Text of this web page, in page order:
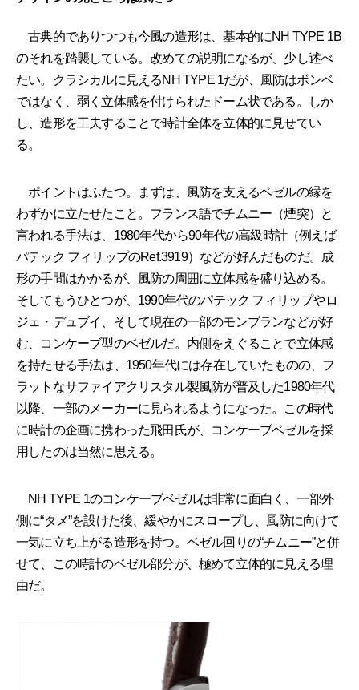
古典的でありつつも今風の造形は、基本的にNH TYPE 1B
のそれを踏襲している。改めての説明になるが、少し述べ
たい。クラシカルに見えるNH TYPE 1だが、風防はボンベ
ではなく、弱く立体感を付けられたドーム状である。しか
し、造形を工夫することで時計全体を立体的に見せてい
る。
ポイントはふたつ。まずは、風防を支えるベゼルの縁を
わずかに立たせたこと。フランス語でチムニー（煙突）と
言われる手法は、1980年代から90年代の高級時計（例えば
パテック フィリップのRef.3919）などが好んだものだ。成
形の手間はかかるが、風防の周囲に立体感を盛り込める。
そしてもうひとつが、1990年代のパテック フィリップやロ
ジェ・デュブイ、そして現在の一部のモンブランなどが好
む、コンケーブ型のベゼルだ。内側をえぐることで立体感
を持たせる手法は、1950年代には存在していたものの、フ
ラットなサファイアクリスタル製風防が普及した1980年代
以降、一部のメーカーに見られるようになった。この時代
に時計の企画に携わった飛田氏が、コンケーブベゼルを採
用したのは当然に思える。
NH TYPE 1のコンケーブベゼルは非常に面白く、一部外
側に“タメ”を設けた後、緩やかにスロープし、風防に向けて
一気に立ち上がる造形を持つ。ベゼル回りの“チムニー”と併
せて、この時計のベゼル部分が、極めて立体的に見える理
由だ。